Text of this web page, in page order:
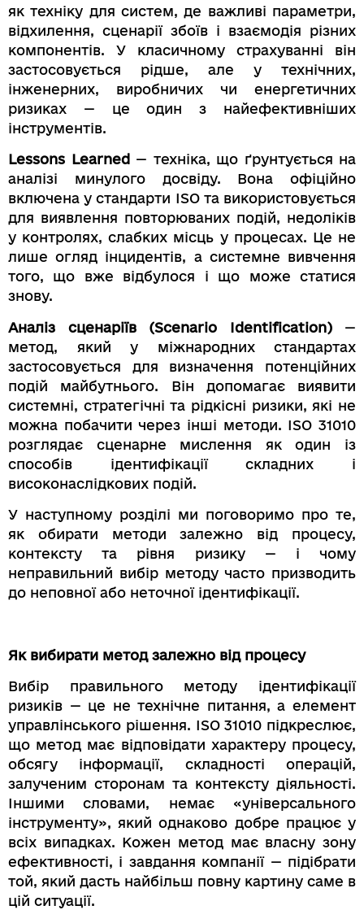
як техніку для систем, де важливі параметри,
відхилення, сценарії збоїв і взаємодія різних
компонентів. У класичному страхуванні він
застосовується рідше, але у технічних,
інженерних, виробничих чи енергетичних
ризиках — це один з найефективніших
інструментів.
Lessons Learned— техніка, що ґрунтується на
аналізі минулого досвіду. Вона офіційно
включена у стандарти ISO та використовується
для виявлення повторюваних подій, недоліків
у контролях, слабких місць у процесах. Це не
лише огляд інцидентів, а системне вивчення
того, що вже відбулося і що може статися
знову.
Аналіз сценаріїв (Scenario Identification)—
метод, який у міжнародних стандартах
застосовується для визначення потенційних
подій майбутнього. Він допомагає виявити
системні, стратегічні та рідкісні ризики, які не
можна побачити через інші методи. ISO 31010
розглядає сценарне мислення як один із
способів ідентифікації складних і
високонаслідкових подій.
У наступному розділі ми поговоримо про те,
як обирати методи залежно від процесу,
контексту та рівня ризику — і чому
неправильний вибір методу часто призводить
до неповної або неточної ідентифікації.
Як вибирати метод залежно від процесу
Вибір правильного методу ідентифікації
ризиків — це не технічне питання, а елемент
управлінського рішення. ISO 31010 підкреслює,
що метод має відповідати характеру процесу,
обсягу інформації, складності операцій,
залученим сторонам та контексту діяльності.
Іншими словами, немає «універсального
інструменту», який однаково добре працює у
всіх випадках. Кожен метод має власну зону
ефективності, і завдання компанії — підібрати
той, який дасть найбільш повну картину саме в
цій ситуації.